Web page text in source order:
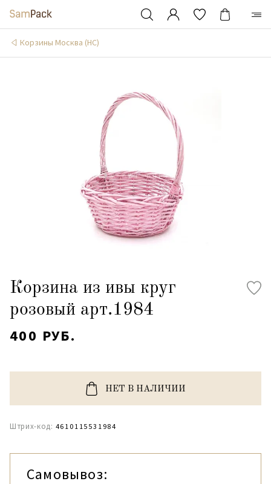
Корзины Москва (НС)
Корзина из ивы круг
розовый арт.1984
400 РУБ.
НЕТ В НАЛИЧИИ
Штрих-код: 4610115531984
Самовывоз: